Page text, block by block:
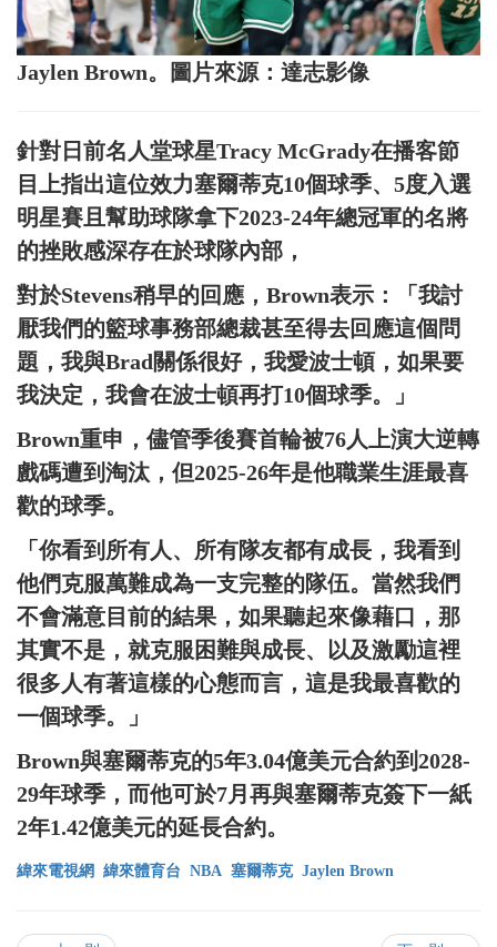
Jaylen Brown。圖片來源：達志影像
針對日前名人堂球星Tracy McGrady在播客節
目上指出這位效力塞爾蒂克10個球季、5度入選
明星賽且幫助球隊拿下2023-24年總冠軍的名將
的挫敗感深存在於球隊內部，
對於Stevens稍早的回應，Brown表示：「我討
厭我們的籃球事務部總裁甚至得去回應這個問
題，我與Brad關係很好，我愛波士頓，如果要
我決定，我會在波士頓再打10個球季。」
Brown重申，儘管季後賽首輪被76人上演大逆轉
戲碼遭到淘汰，但2025-26年是他職業生涯最喜
歡的球季。
「你看到所有人、所有隊友都有成長，我看到
他們克服萬難成為一支完整的隊伍。當然我們
不會滿意目前的結果，如果聽起來像藉口，那
其實不是，就克服困難與成長、以及激勵這裡
很多人有著這樣的心態而言，這是我最喜歡的
一個球季。」
Brown與塞爾蒂克的5年3.04億美元合約到2028-
29年球季，而他可於7月再與塞爾蒂克簽下一紙
2年1.42億美元的延長合約。
緯來電視網 緯來體育台 NBA 塞爾蒂克 Jaylen Brown